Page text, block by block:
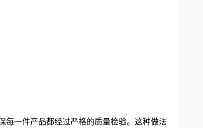
一件产品都经过严格的质量检验。这种做法